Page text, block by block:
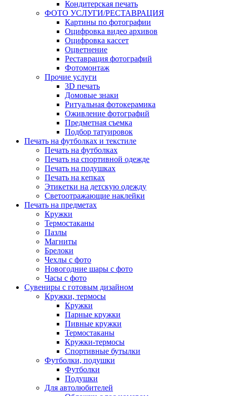
Кондитерская печать
ФОТО УСЛУГИ/РЕСТАВРАЦИЯ
Картины по фотографии
Оцифровка видео архивов
Оцифровка кассет
Оцветнение
Реставрация фотографий
Фотомонтаж
Прочие услуги
3D печать
Домовые знаки
Ритуальная фотокерамика
Оживление фотографий
Предметная съемка
Подбор татуировок
Печать на футболках и текстиле
Печать на футболках
Печать на спортивной одежде
Печать на подушках
Печать на кепках
Этикетки на детскую одежду
Светоотражающие наклейки
Печать на предметах
Кружки
Термостаканы
Пазлы
Магниты
Брелоки
Чехлы с фото
Новогодние шары с фото
Часы с фото
Сувениры с готовым дизайном
Кружки, термосы
Кружки
Парные кружки
Пивные кружки
Термостаканы
Кружки-термосы
Спортивные бутылки
Футболки, подушки
Футболки
Подушки
Для автолюбителей